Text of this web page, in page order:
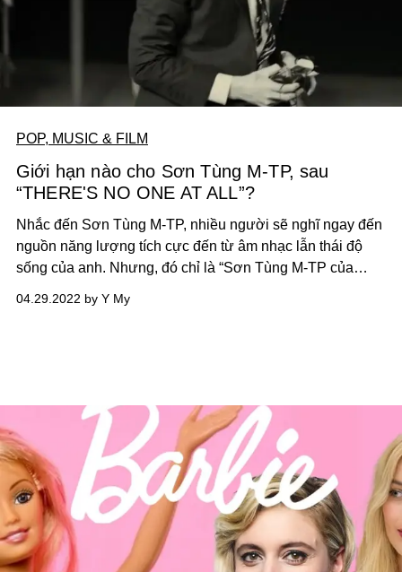
POP, MUSIC & FILM
Giới hạn nào cho Sơn Tùng M-TP, sau
“THERE'S NO ONE AT ALL”?
Nhắc đến Sơn Tùng M-TP, nhiều người sẽ nghĩ ngay đến
nguồn năng lượng tích cực đến từ âm nhạc lẫn thái độ
sống của anh. Nhưng, đó chỉ là “Sơn Tùng M-TP của
không lối thoát trong MV mới “THERE'S NO ONE AT
04.29.2022 by Y My